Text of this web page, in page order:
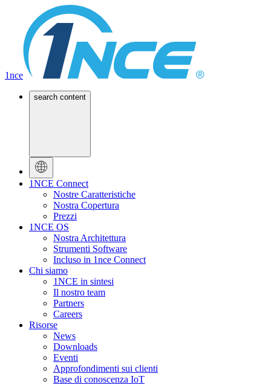
1nce
search content
1NCE Connect
Nostre Caratteristiche
Nostra Copertura
Prezzi
1NCE OS
Nostra Architettura
Strumenti Software
Incluso in 1nce Connect
Chi siamo
1NCE in sintesi
Il nostro team
Partners
Careers
Risorse
News
Downloads
Eventi
Approfondimenti sui clienti
Base di conoscenza IoT